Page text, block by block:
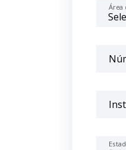
Área